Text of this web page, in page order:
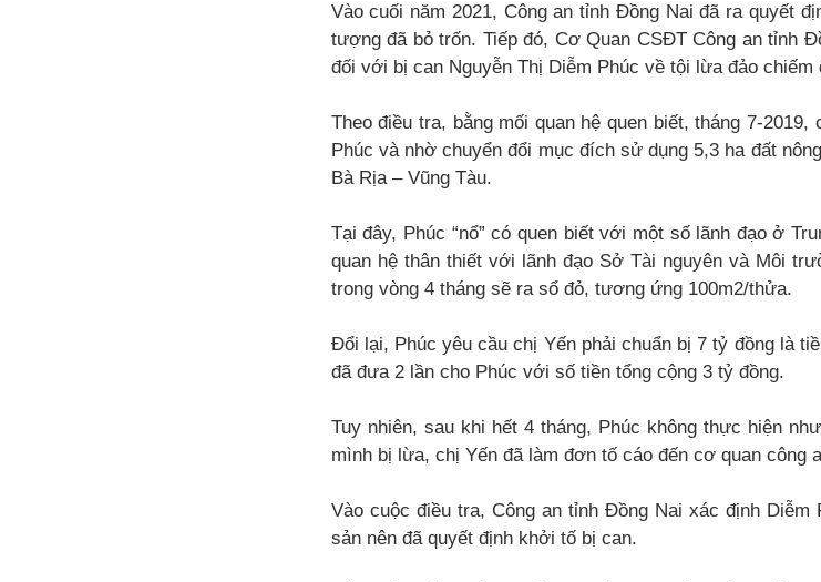
Vào cuối năm 2021, Công an tỉnh Đồng Nai đã ra quyết
tượng đã bỏ trốn. Tiếp đó, Cơ Quan CSĐT Công an tỉnh
đối với bị can Nguyễn Thị Diễm Phúc về tội lừa đảo chiếm
Theo điều tra, bằng mối quan hệ quen biết, tháng 7-
Phúc và nhờ chuyển đổi mục đích sử dụng 5,3 ha đất
Bà Rịa – Vũng Tàu.
Tại đây, Phúc “nổ” có quen biết với một số lãnh đạo ở
quan hệ thân thiết với lãnh đạo Sở Tài nguyên và Môi
trong vòng 4 tháng sẽ ra sổ đỏ, tương ứng 100m2/thửa.
Đổi lại, Phúc yêu cầu chị Yến phải chuẩn bị 7 tỷ đồng là
đã đưa 2 lần cho Phúc với số tiền tổng cộng 3 tỷ đồng.
Tuy nhiên, sau khi hết 4 tháng, Phúc không thực hiện
mình bị lừa, chị Yến đã làm đơn tố cáo đến cơ quan công
Vào cuộc điều tra, Công an tỉnh Đồng Nai xác định
sản nên đã quyết định khởi tố bị can.